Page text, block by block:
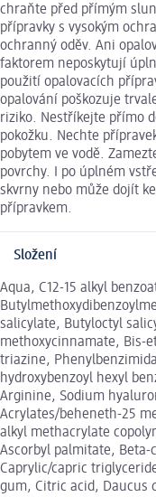
chraňte před přímým
přípravky s vysokým
ochranný oděv. Ani
faktorem neposkytují
použití opalovacích
opalování poškozuje
riziko. Nestříkejte přímo
pokožku. Nechte
pobytem ve vodě.
povrchy. I po úplném
skvrny nebo může dojít
přípravkem.
Složení
Aqua, C12-15 alkyl
salicylate, Butyloctyl
methoxycinnamate, Bis-
triazine,
hydroxybenzoyl hexyl
Arginine, Sodium
Acrylates/beheneth-25
alkyl methacrylate
Ascorbyl palmitate,
Caprylic/capric
gum, Citric acid, Daucus